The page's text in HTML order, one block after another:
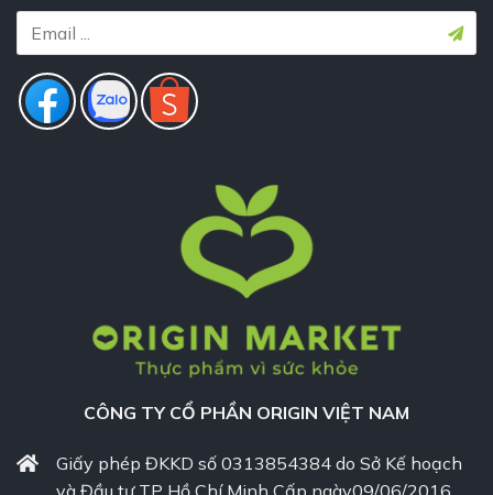
CÔNG TY CỔ PHẦN ORIGIN VIỆT NAM
Giấy phép ĐKKD số 0313854384 do Sở Kế hoạch
và Đầu tư TP Hồ Chí Minh Cấp ngày09/06/2016